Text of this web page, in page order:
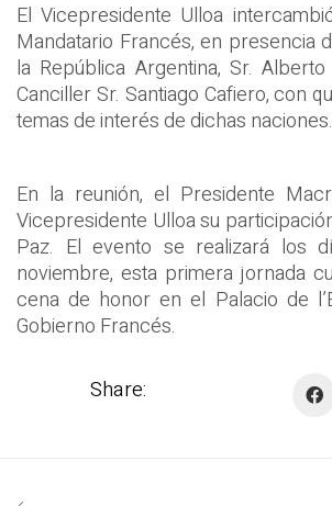
El Vicepresidente Ulloa
Mandatario Francés, en presencia
la República Argentina, Sr.
Canciller Sr. Santiago Cafiero, con
temas de interés de dichas naciones.
En la reunión, el Presidente
Vicepresidente Ulloa su
Paz. El evento se realizará los
noviembre, esta primera jornada
cena de honor en el Palacio de
Gobierno Francés.
Share: